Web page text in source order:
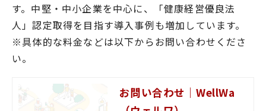
す。中堅・中小企業を中心に、「健康経営優良法
人」認定取得を目指す導入事例も増加しています。
※具体的な料金などは以下からお問い合わせくださ
い。
お問い合わせ｜WellWa